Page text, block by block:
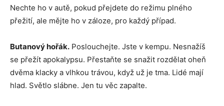
Nechte ho v autě, pokud přejdete do režimu plného
přežití, ale mějte ho v záloze, pro každý případ.
Butanový hořák. Poslouchejte. Jste v kempu. Nesnažíš
se přežít apokalypsu. Přestaňte se snažit rozdělat oheň
dvěma klacky a vlhkou trávou, když už je tma. Lidé mají
hlad. Světlo slábne. Jen tu věc zapalte.